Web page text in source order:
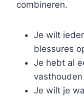
combineren.
Je wilt
blessures
Je hebt al
vasthouden
Je wilt je